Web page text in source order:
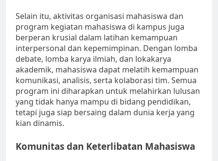
Selain itu, aktivitas organisasi mahasiswa dan
program kegiatan mahasiswa di kampus juga
berperan krusial dalam latihan kemampuan
interpersonal dan kepemimpinan. Dengan lomba
debate, lomba karya ilmiah, dan lokakarya
akademik, mahasiswa dapat melatih kemampuan
komunikasi, analisis, serta kolaborasi tim. Semua
program ini diharapkan untuk melahirkan lulusan
yang tidak hanya mampu di bidang pendidikan,
tetapi juga siap bersaing dalam dunia kerja yang
kian dinamis.
Komunitas dan Keterlibatan Mahasiswa